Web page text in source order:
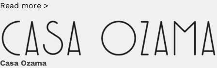
Read more >
Casa Ozama